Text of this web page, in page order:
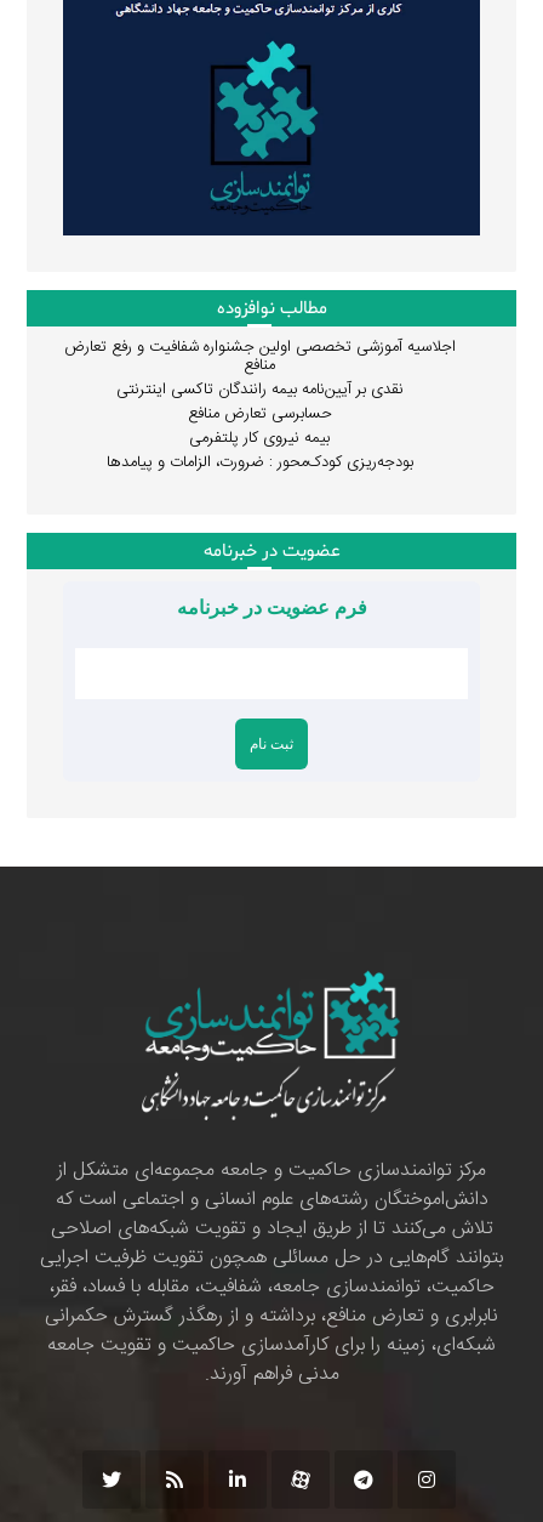
مطالب نوافزوده
اجلاسیه آموزشی تخصصی اولین جشنواره شفافیت و رفع تعارض
منافع
نقدی بر آیین‌نامه بیمه رانندگان تاکسی اینترنتی
حسابرسی تعارض منافع
بیمه نیروی کار پلتفرمی
بودجه‌ریزی کودک‌محور : ضرورت، الزامات و پیامدها
عضویت در خبرنامه
فرم عضویت در خبرنامه
مرکز توانمندسازی حاکمیت و جامعه مجموعه‌ای متشکل از
دانش‌اموختگان رشته‌های علوم انسانی و اجتماعی است که
تلاش می‌کنند تا از طریق ایجاد و تقویت شبکه‌های اصلاحی
بتوانند گام‌هایی در حل مسائلی همچون تقویت ظرفیت اجرایی
حاکمیت، توانمندسازی جامعه، شفافیت، مقابله با فساد، فقر،
نابرابری و تعارض منافع، برداشته و از رهگذر گسترش حکمرانی
شبکه‌ای، زمینه را برای کارآمدسازی حاکمیت و تقویت جامعه
مدنی فراهم آورند.